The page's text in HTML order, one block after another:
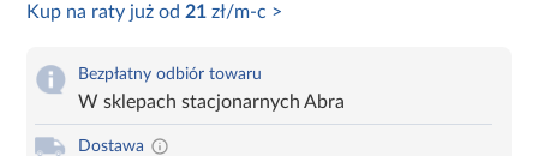
Kup na raty już od 21 zł/m-c >
Bezpłatny odbiór towaru
W sklepach stacjonarnych Abra
Dostawa